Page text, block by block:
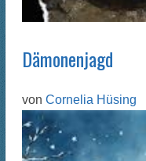
Dämonenjagd
von Cornelia Hüsing